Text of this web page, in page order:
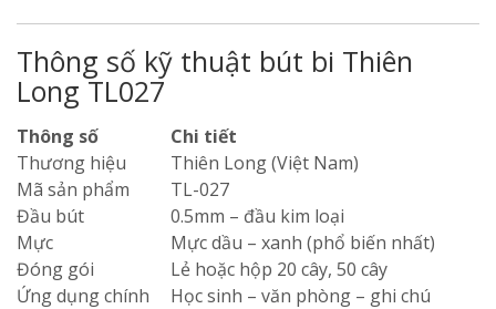
Thông số kỹ thuật bút bi Thiên
Long TL027
Thông số
Chi tiết
Thương hiệu
Thiên Long (Việt Nam)
Mã sản phẩm
TL-027
Đầu bút
0.5mm – đầu kim loại
Mực
Mực dầu – xanh (phổ biến nhất)
Đóng gói
Lẻ hoặc hộp 20 cây, 50 cây
Ứng dụng chính
Học sinh – văn phòng – ghi chú